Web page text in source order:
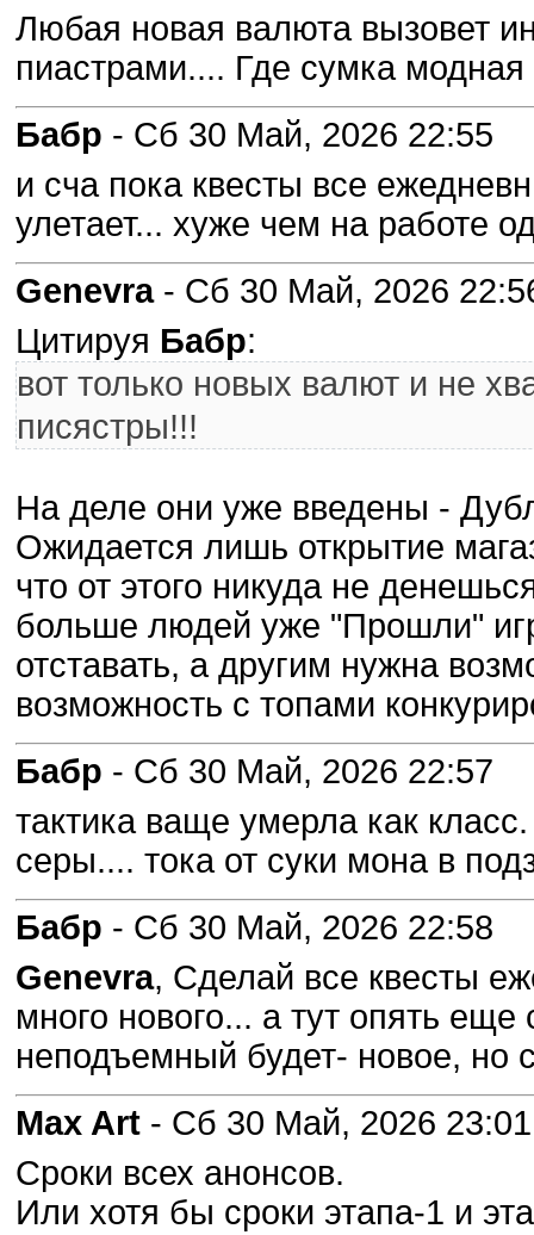
Любая новая валюта вызовет
пиастрами.... Где сумка модная
Бабр - Сб 30 Май, 2026 22:55
и сча пока квесты все
улетает... хуже чем на работе
Genevra- Сб 30 Май, 2026
Цитируя Бабр:
вот только новых валют и не
писястры!!!
На деле они уже введены -
Ожидается лишь открытие
что от этого никуда не
больше людей уже "Прошли"
отставать, а другим нужна
возможность с топами
Бабр - Сб 30 Май, 2026 22:57
тактика ваще умерла как
серы.... тока от суки мона в
Бабр - Сб 30 Май, 2026 22:58
Genevra, Сделай все квесты
много нового... а тут опять
неподъемный будет- новое, но
Max Art - Сб 30 Май, 2026 23:01
Сроки всех анонсов.
Или хотя бы сроки этапа-1 и